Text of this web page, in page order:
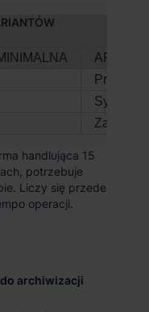
Prosty,
System
handlująca 15
potrzebuje
Liczy się przede
operacji.
archiwizacji